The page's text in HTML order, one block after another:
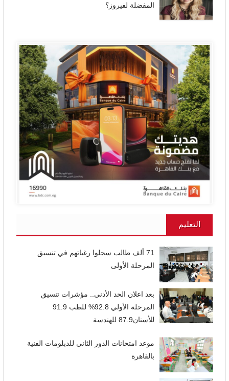
المفضلة لفيروز؟
التعليم
71 ألف طالب سجلوا رغباتهم في تنسيق
المرحلة الأولى
بعد اعلان الحد الأدنى.. مؤشرات تنسيق
المرحلة الأولي 92.8% للطب 91.9
للأسنان87.9 للهندسة
موعد امتحانات الدور الثاني للدبلومات الفنية
بالقاهرة